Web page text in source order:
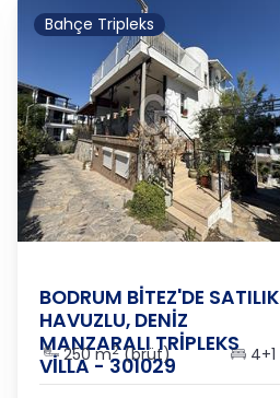
Bahçe Tripleks
BODRUM BİTEZ'DE SATILIK
HAVUZLU, DENİZ
MANZARALI TRİPLEKS
VİLLA - 301029
250 m2(brüt) 4+1